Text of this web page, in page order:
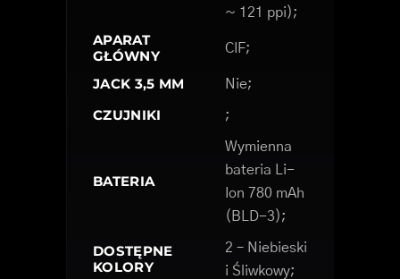
~ 121 ppi);
APARAT
GŁÓWNY
CIF;
JACK 3,5 MM Nie;
CZUJNIKI ;
BATERIA
Wymienna
bateria Li-
Ion 780 mAh
(BLD-3);
DOSTĘPNE
KOLORY
2 – Niebieski
i Śliwkowy;